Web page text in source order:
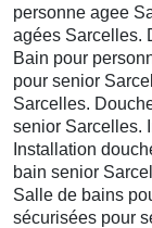
personne agee
agées Sarcelles.
Bain pour
pour senior
Sarcelles.
senior Sarcelles.
Installation
bain senior
Salle de bains
sécurisées pour